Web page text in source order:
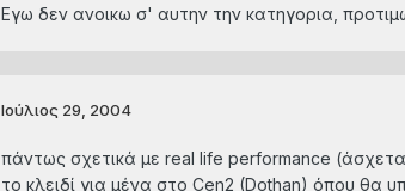
Εγω δεν ανοικω σ' αυτην την κατηγορια,
Ιούλιος 29, 2004
πάντως σχετικά με real life performance
το κλειδί για μένα στο Cen2 (Dothan) όπου θα